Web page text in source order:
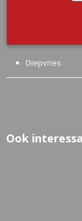
Krokant
Diepvries
Ook